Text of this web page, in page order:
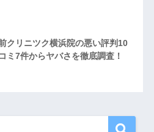
クリニツク横浜院の悪い評判10
ミ7件からヤバさを徹底調査！